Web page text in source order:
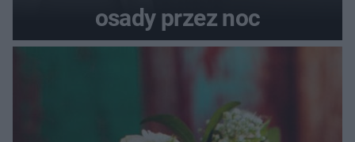
osady przez noc